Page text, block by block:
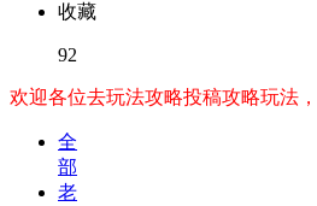
收藏
92
欢迎各位去玩法攻略投稿攻略玩法
全
部
老